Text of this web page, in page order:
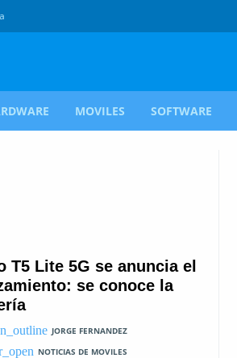
MOVILES SOFTWARE
T5 Lite 5G se anuncia el
se conoce la
JORGE FERNANDEZ
NOTICIAS DE MOVILES